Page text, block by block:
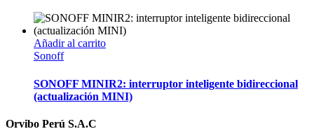
Añadir al carrito
Sonoff
SONOFF MINIR2: interruptor inteligente bidireccional
(actualización MINI)
Orvibo Perú S.A.C